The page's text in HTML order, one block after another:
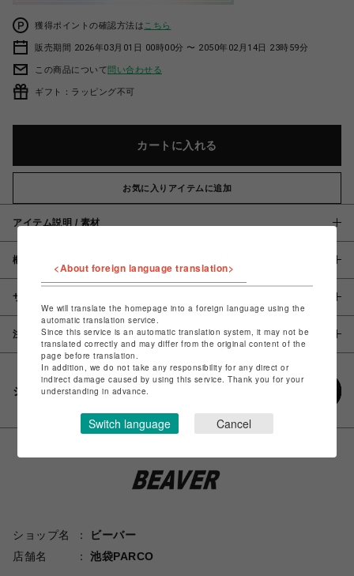
獲得ポイントの確認方法は こちら
販売期間 2026年03月01日 00時00分 〜 2050年02月14日 23時59分
この商品について問い合わせる
ギフト：ラッピング不可
カートに入れる
お気に入りアイテムに追加
アイテム説明 / 素材
概要
サイズ
注意事項
シェアする
ショップ名
ビーバー
店舗名
池袋PARCO
<About foreign language translation>
We will translate the homepage into a foreign language using the
automatic translation service.
Since this service is an automatic translation system, it may not be
translated correctly and may differ from the original content of the
page before translation.
In addition, we do not take any responsibility for any direct or
indirect damage caused by using this service. Thank you for your
understanding in advance.
Switch language Cancel